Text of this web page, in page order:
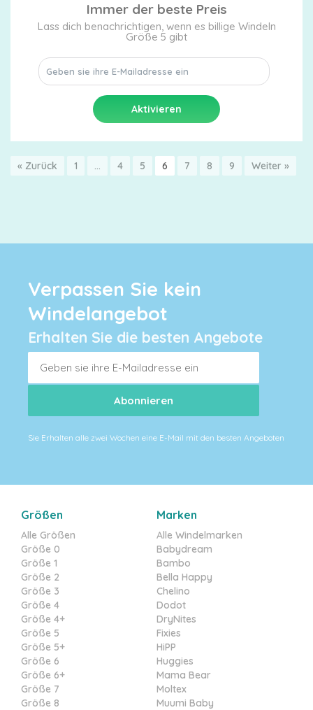
Immer der beste Preis
Lass dich benachrichtigen, wenn es billige Windeln
Größe 5 gibt
« Zurück 1 … 4 5 6 7 8 9 Weiter »
Verpassen Sie kein
Windelangebot
Erhalten Sie die besten Angebote
Sie Erhalten alle zwei Wochen eine E-Mail mit den besten Angeboten
Größen
Alle Größen
Größe 0
Größe 1
Größe 2
Größe 3
Größe 4
Größe 4+
Größe 5
Größe 5+
Größe 6
Größe 6+
Größe 7
Größe 8
Marken
Alle Windelmarken
Babydream
Bambo
Bella Happy
Chelino
Dodot
DryNites
Fixies
HiPP
Huggies
Mama Bear
Moltex
Muumi Baby